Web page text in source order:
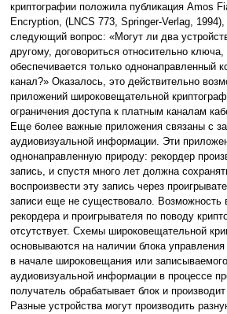
криптографии положила публикация Amos
Encryption, (LNCS 773, Springer-Verlag,
следующий вопрос: «Могут ли два
другому, договориться относительно
обеспечивается только однонаправленный
канал?» Оказалось, это действительно
приложений широковещательной
ограничения доступа к платным каналам
Еще более важные приложения связаны с
аудиовизуальной информации. Эти
однонаправленную природу: рекордер
запись, и спустя много лет должна
воспроизвести эту запись через
записи еще не существовало. Возможность
рекордера и проигрывателя по поводу
отсутствует. Схемы широковещательной
основываются на наличии блока
в начале широковещания или
аудиовизуальной информации в процессе
получатель обрабатывает блок и
Разные устройства могут производить